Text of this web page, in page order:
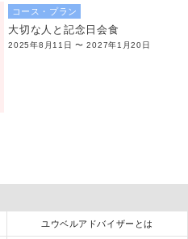
コース・プラン
大切な人と記念日会食
2025年8月11日 〜 2027年1月20日
ユウベルアドバイザーとは